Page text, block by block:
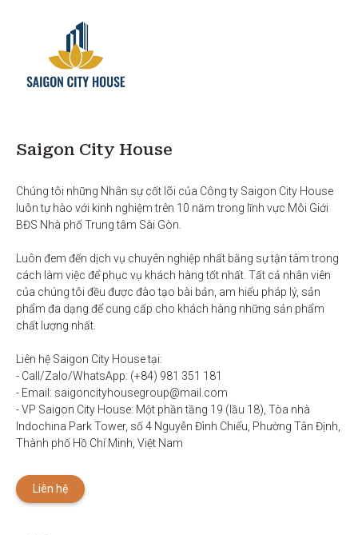
Saigon City House
Chúng tôi những Nhân sự cốt lõi của Công ty Saigon City House
luôn tự hào với kinh nghiệm trên 10 năm trong lĩnh vực Môi Giới
BĐS Nhà phố Trung tâm Sài Gòn.
Luôn đem đến dịch vụ chuyên nghiệp nhất bằng sự tận tâm trong
cách làm việc để phục vụ khách hàng tốt nhất. Tất cả nhân viên
của chúng tôi đều được đào tạo bài bản, am hiểu pháp lý, sản
phẩm đa dạng để cung cấp cho khách hàng những sản phẩm
chất lượng nhất.
Liên hệ Saigon City House tại:
- Call/Zalo/WhatsApp: (+84) 981 351 181
- Email: saigoncityhousegroup@mail.com
- VP Saigon City House: Một phần tầng 19 (lầu 18), Tòa nhà
Indochina Park Tower, số 4 Nguyễn Đình Chiểu, Phường Tân Định,
Thành phố Hồ Chí Minh, Việt Nam
Liên hệ